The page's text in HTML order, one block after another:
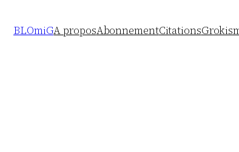
BLOmiGA proposAbonnementCitations